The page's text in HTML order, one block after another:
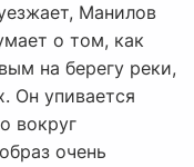
Манилов
о том, как
на берегу реки,
Он упивается
вокруг
очень